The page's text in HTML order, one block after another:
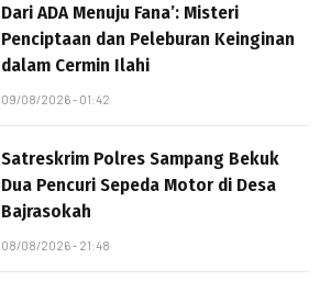
Dari ADA Menuju Fana’: Misteri
Penciptaan dan Peleburan Keinginan
dalam Cermin Ilahi
09/08/2026 - 01:42
Satreskrim Polres Sampang Bekuk
Dua Pencuri Sepeda Motor di Desa
Bajrasokah
08/08/2026 - 21:48